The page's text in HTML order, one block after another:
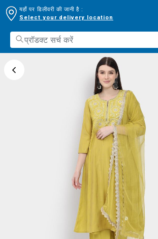
यहाँ पर डिलीवरी की जानी है :
Select your delivery location